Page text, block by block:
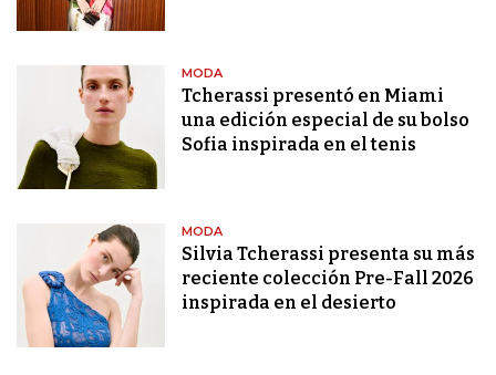
MODA
Tcherassi presentó en Miami
una edición especial de su bolso
Sofia inspirada en el tenis
MODA
Silvia Tcherassi presenta su más
reciente colección Pre-Fall 2026
inspirada en el desierto